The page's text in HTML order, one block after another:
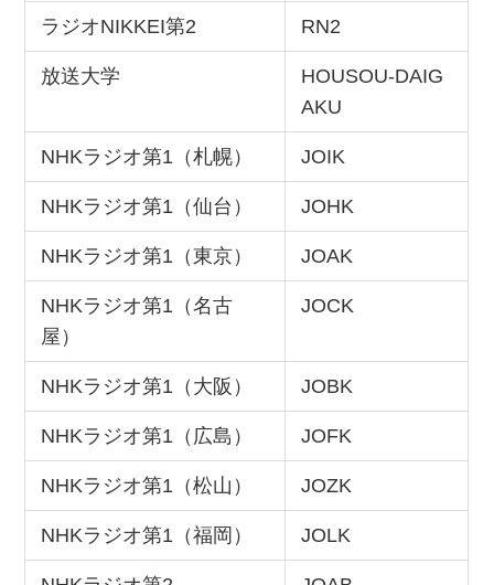
ラジオNIKKEI第2 RN2
放送大学
HOUSOU-DAIG
AKU
NHKラジオ第1（札幌） JOIK
NHKラジオ第1（仙台） JOHK
NHKラジオ第1（東京） JOAK
NHKラジオ第1（名古
屋）
JOCK
NHKラジオ第1（大阪） JOBK
NHKラジオ第1（広島） JOFK
NHKラジオ第1（松山） JOZK
NHKラジオ第1（福岡） JOLK